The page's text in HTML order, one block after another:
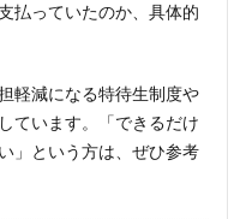
払っていたのか、具体的
軽減になる特待生制度や
ています。「できるだけ
」という方は、ぜひ参考